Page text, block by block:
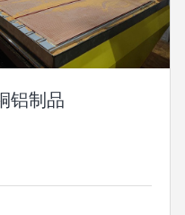
铝制品